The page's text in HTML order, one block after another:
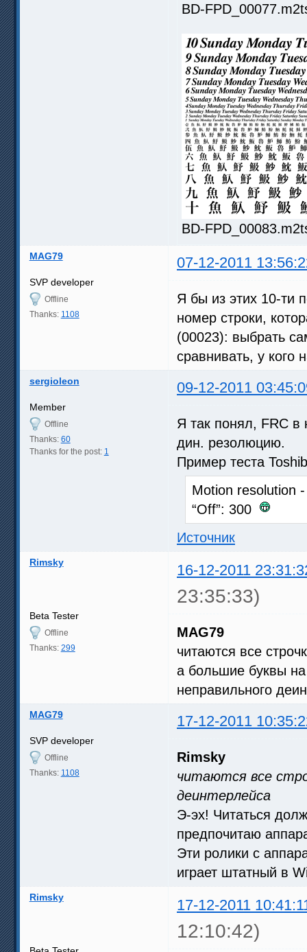
BD-
BD-
MAG79 07-12-2011
SVP developer
Offline
Thanks: 1108
Я бы из этих 10-ти
номер строки,
(00023): выбрать
сравнивать, у кого
sergioleon 09-12-2011
Member
Offline
Thanks: 60
Thanks for the post: 1
Я так понял, FRC в
дин. резолюцию.
Пример теста
Motion resolution
“Off”: 300
Источник
Rimsky 16-12-2011
23:35:33)
Beta Tester
Offline
Thanks: 299
MAG79
читаются все
а большие буквы
неправильного
MAG79 17-12-2011
SVP developer
Offline
Thanks: 1108
Rimsky
читаются все
деинтерлейса
Э-эх! Читаться
предпочитаю
Эти ролики с
играет штатный в
Rimsky 17-12-2011
12:10:42)